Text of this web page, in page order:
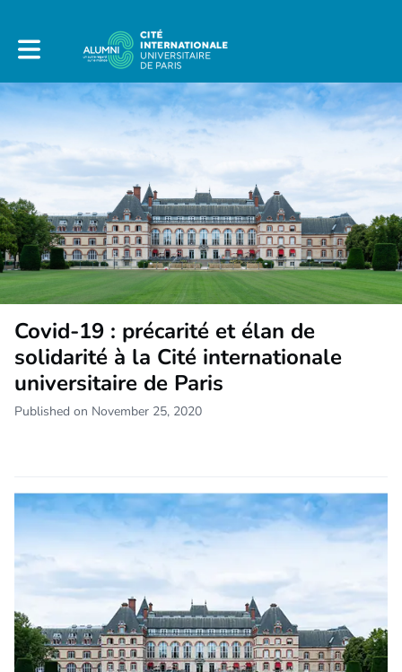
Toggle main navigation
Covid-19 : précarité et élan de
solidarité à la Cité internationale
universitaire de Paris
Published on November 25, 2020